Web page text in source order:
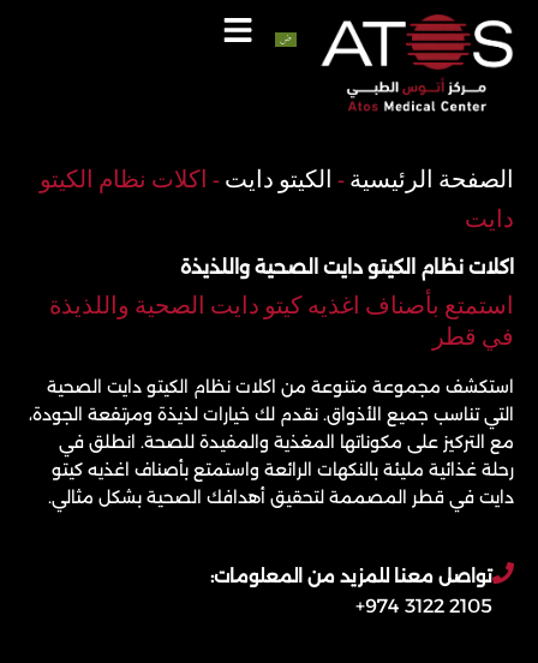
المحتوى
الصفحة الرئيسية- الكيتو دايت- اكلات نظام الكيتو
دايت
اكلات نظام الكيتو دايت الصحية واللذيذة
استمتع بأصناف اغذيه كيتو دايت الصحية واللذيذة
في قطر
استكشف مجموعة متنوعة من اكلات نظام الكيتو دايت الصحية
التي تناسب جميع الأذواق. نقدم لك خيارات لذيذة ومرتفعة الجودة،
مع التركيز على مكوناتها المغذية والمفيدة للصحة. انطلق في
رحلة غذائية مليئة بالنكهات الرائعة واستمتع بأصناف اغذيه كيتو
دايت في قطر المصممة لتحقيق أهدافك الصحية بشكل مثالي.
تواصل معنا للمزيد من المعلومات:
2105 3122 974+